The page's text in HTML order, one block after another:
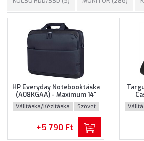
HP Everyday Notebooktáska
(A08KGAA) - Maximum 14"
méretű notebookokhoz
Válltáska/Kézitáska Szövet
+5 790 Ft